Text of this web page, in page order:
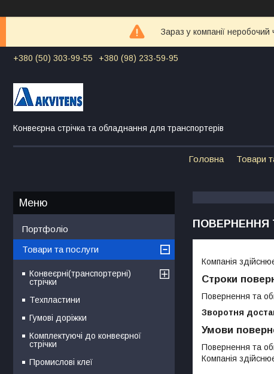
Зараз у компанії
+380 (50) 303-99-55 +380 (98) 233-59-95
Конвеєрна стрічка та обладнання для транспортерів
Головна Товари
ПОВЕРНЕННЯ
Компанія
Строки
Повернення та
Зворотня
Умови
Повернення та
Компанія
Портфоліо
Товари та послуги
Конвеєрні(транспортерні)
стрічки
Техпластини
Гумові доріжки
Комплектуючі до конвеєрної
стрічки
Промислові клеї